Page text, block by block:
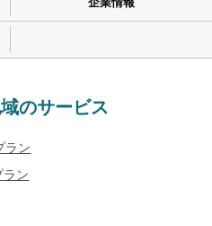
のサービス
ラン
ラン